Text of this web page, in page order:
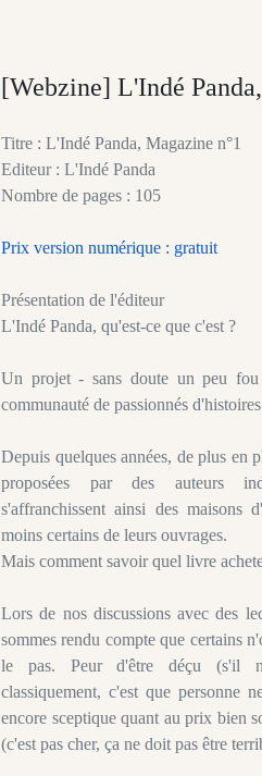
[Webzine] L'Indé
Titre : L'Indé Panda, Magazine n°1
Editeur : L'Indé Panda
Nombre de pages : 105
Prix version numérique : gratuit
Présentation de l'éditeur
L'Indé Panda, qu'est-ce que c'est ?
Un projet - sans doute un peu
communauté de passionnés
Depuis quelques années, de plus en
proposées par des auteurs
s'affranchissent ainsi des maisons
moins certains de leurs ouvrages.
Mais comment savoir quel livre
Lors de nos discussions avec des
sommes rendu compte que certains
le pas. Peur d'être déçu (s'il
classiquement, c'est que personne
encore sceptique quant au prix bien
(c'est pas cher, ça ne doit pas être